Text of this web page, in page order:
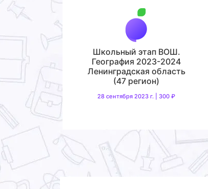
Школьный этап ВОШ.
География 2023-2024
Ленинградская область
(47 регион)
28 сентября 2023 г. | 300 ₽